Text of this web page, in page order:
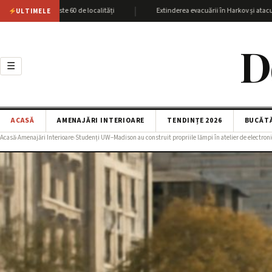
ULTIMELE
cu peste 60 de localități | Extinderea evacuării în Harkov și atacurile SBU
☰
ACASĂ AMENAJĂRI INTERIOARE TENDINȚE 2026
Acasă›Amenajări Interioare›Studenți UW–Madison au construit propriile lămpi în atelier de